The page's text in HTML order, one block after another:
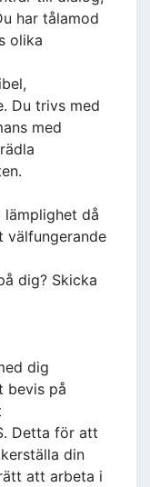
har tålamod
olika
Du trivs med
med
då
välfungerande
dig? Skicka
dig
bevis på
Detta för att
din
att arbeta i